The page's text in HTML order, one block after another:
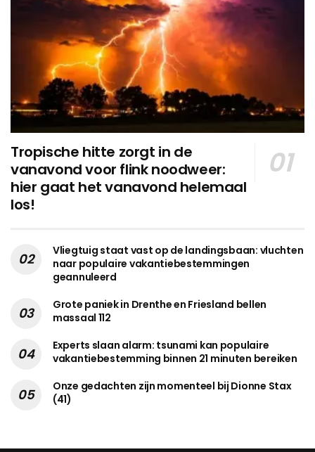
Tropische hitte zorgt in de
vanavond voor flink noodweer:
hier gaat het vanavond helemaal
los!
Vliegtuig staat vast op de landingsbaan: vluchten
naar populaire vakantiebestemmingen
geannuleerd
Grote paniek in Drenthe en Friesland bellen
massaal 112
Experts slaan alarm: tsunami kan populaire
vakantiebestemming binnen 21 minuten bereiken
Onze gedachten zijn momenteel bij Dionne Stax
(41)